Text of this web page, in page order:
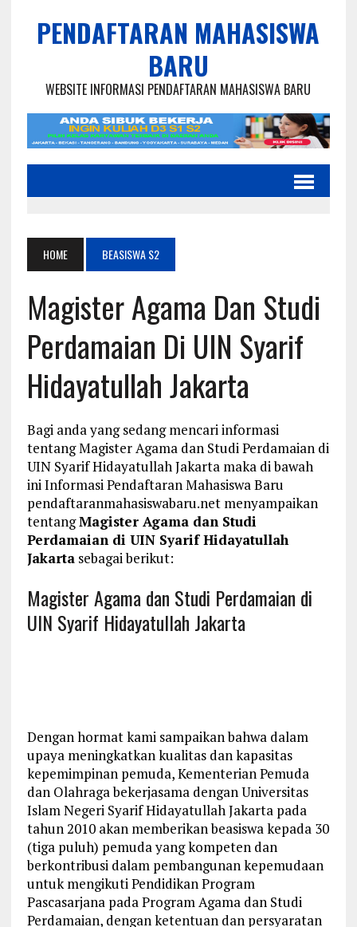
PENDAFTARAN MAHASISWA
BARU
WEBSITE INFORMASI PENDAFTARAN MAHASISWA BARU
HOME BEASISWA S2
Magister Agama Dan Studi
Perdamaian Di UIN Syarif
Hidayatullah Jakarta
Bagi anda yang sedang mencari informasi
tentang Magister Agama dan Studi Perdamaian di
UIN Syarif Hidayatullah Jakarta maka di bawah
ini Informasi Pendaftaran Mahasiswa Baru
pendaftaranmahasiswabaru.net menyampaikan
tentangMagister Agama dan Studi
Perdamaian di UIN Syarif Hidayatullah
Jakartasebagai berikut:
Magister Agama dan Studi Perdamaian di
UIN Syarif Hidayatullah Jakarta
Dengan hormat kami sampaikan bahwa dalam
upaya meningkatkan kualitas dan kapasitas
kepemimpinan pemuda, Kementerian Pemuda
dan Olahraga bekerjasama dengan Universitas
Islam Negeri Syarif Hidayatullah Jakarta pada
tahun 2010 akan memberikan beasiswa kepada 30
(tiga puluh) pemuda yang kompeten dan
berkontribusi dalam pembangunan kepemudaan
untuk mengikuti Pendidikan Program
Pascasarjana pada Program Agama dan Studi
Perdamaian, dengan ketentuan dan persyaratan